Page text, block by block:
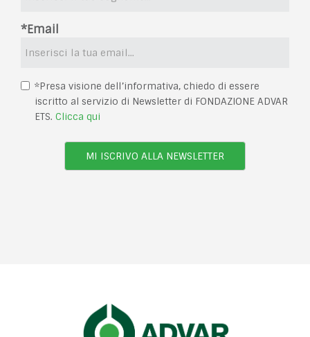
*Email
*Presa visione dell’informativa, chiedo di essere
iscritto al servizio di Newsletter di FONDAZIONE ADVAR
ETS. Clicca qui
MI ISCRIVO ALLA NEWSLETTER